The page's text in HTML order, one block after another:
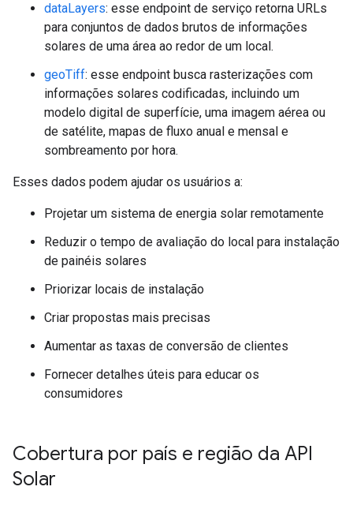
dataLayers: esse endpoint de serviço retorna URLs
para conjuntos de dados brutos de informações
solares de uma área ao redor de um local.
geoTiff: esse endpoint busca rasterizações com
informações solares codificadas, incluindo um
modelo digital de superfície, uma imagem aérea ou
de satélite, mapas de fluxo anual e mensal e
sombreamento por hora.
Esses dados podem ajudar os usuários a:
Projetar um sistema de energia solar remotamente
Reduzir o tempo de avaliação do local para instalação
de painéis solares
Priorizar locais de instalação
Criar propostas mais precisas
Aumentar as taxas de conversão de clientes
Fornecer detalhes úteis para educar os
consumidores
Cobertura por país e região da API
Solar